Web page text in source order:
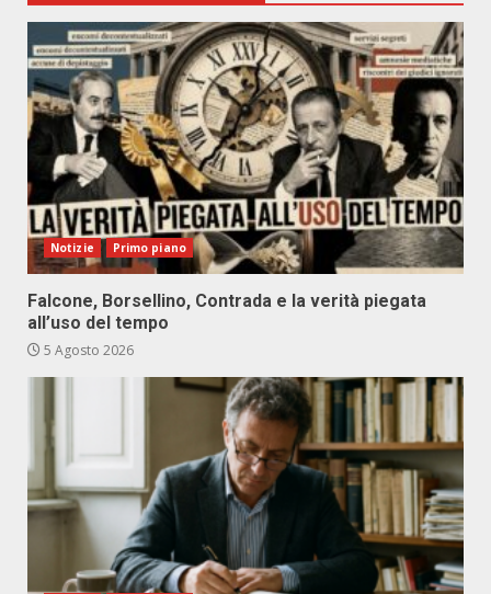
Notizie Primo piano
Falcone, Borsellino, Contrada e la verità piegata
all’uso del tempo
5 Agosto 2026